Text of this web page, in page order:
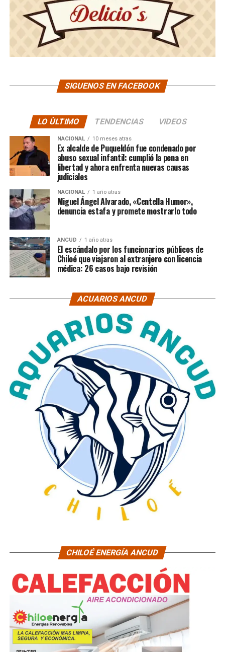
SIGUENOS EN FACEBOOK
LO ÙLTIMO TENDENCIAS VIDEOS
NACIONAL 10 meses atras
Ex alcalde de Puqueldón fue condenado por
abuso sexual infantil: cumplió la pena en
libertad y ahora enfrenta nuevas causas
judiciales
NACIONAL 1 año atras
Miguel Ángel Alvarado, «Centella Humor»,
denuncia estafa y promete mostrarlo todo
ANCUD 1 año atras
El escándalo por los funcionarios públicos de
Chiloé que viajaron al extranjero con licencia
médica: 26 casos bajo revisión
ACUARIOS ANCUD
CHILOÉ ENERGÍA ANCUD